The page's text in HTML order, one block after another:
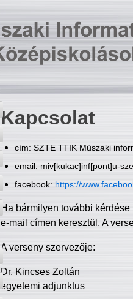
Kapcsolat
cím: SZTE TTIK Műszaki
email: miv[kukac]inf[pont]u-
facebook: https://
Ha bármilyen további
e-mail címen keresztül. A
A verseny szervezője:
Dr. Kincses Zoltán
egyetemi adjunktus